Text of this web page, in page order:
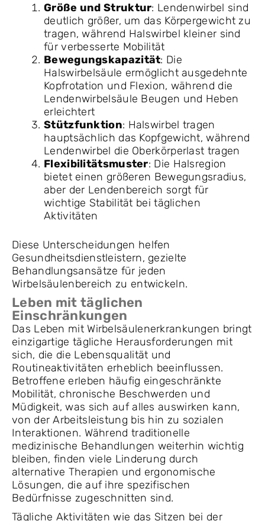
Größe und Struktur: Lendenwirbel sind
deutlich größer, um das Körpergewicht zu
tragen, während Halswirbel kleiner sind
für verbesserte Mobilität
Bewegungskapazität: Die
Halswirbelsäule ermöglicht ausgedehnte
Kopfrotation und Flexion, während die
Lendenwirbelsäule Beugen und Heben
erleichtert
Stützfunktion: Halswirbel tragen
hauptsächlich das Kopfgewicht, während
Lendenwirbel die Oberkörperlast tragen
Flexibilitätsmuster: Die Halsregion
bietet einen größeren Bewegungsradius,
aber der Lendenbereich sorgt für
wichtige Stabilität bei täglichen
Aktivitäten
Diese Unterscheidungen helfen
Gesundheitsdienstleistern, gezielte
Behandlungsansätze für jeden
Wirbelsäulenbereich zu entwickeln.
Leben mit täglichen
Einschränkungen
Das Leben mit Wirbelsäulenerkrankungen bringt
einzigartige tägliche Herausforderungen mit
sich, die die Lebensqualität und
Routineaktivitäten erheblich beeinflussen.
Betroffene erleben häufig eingeschränkte
Mobilität, chronische Beschwerden und
Müdigkeit, was sich auf alles auswirken kann,
von der Arbeitsleistung bis hin zu sozialen
Interaktionen. Während traditionelle
medizinische Behandlungen weiterhin wichtig
bleiben, finden viele Linderung durch
alternative Therapien und ergonomische
Lösungen, die auf ihre spezifischen
Bedürfnisse zugeschnitten sind.
Tägliche Aktivitäten wie das Sitzen bei der